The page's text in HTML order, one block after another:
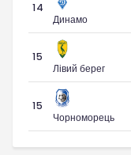
14
Динамо
15
Лівий берег
15
Чорноморець